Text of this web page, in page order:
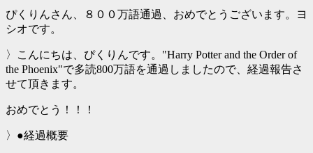
ぴくりんさん、８００万語通過、おめでとうございます。ヨ
シオです。
〉こんにちは、ぴくりんです。"Harry Potter and the Order of
the Phoenix"で多読800万語を通過しましたので、経過報告さ
せて頂きます。
おめでとう！！！
〉●経過概要